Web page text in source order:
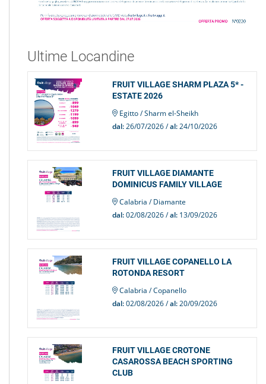
Ultime Locandine
FRUIT VILLAGE SHARM PLAZA 5* -
ESTATE 2026
Egitto / Sharm el-Sheikh
dal:26/07/2026 /al:24/10/2026
FRUIT VILLAGE DIAMANTE
DOMINICUS FAMILY VILLAGE
Calabria / Diamante
dal:02/08/2026 /al:13/09/2026
FRUIT VILLAGE COPANELLO LA
ROTONDA RESORT
Calabria / Copanello
dal:02/08/2026 /al:20/09/2026
FRUIT VILLAGE CROTONE
CASAROSSA BEACH SPORTING
CLUB